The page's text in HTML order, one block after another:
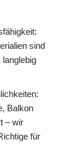
sind
Balkon
– wir
für